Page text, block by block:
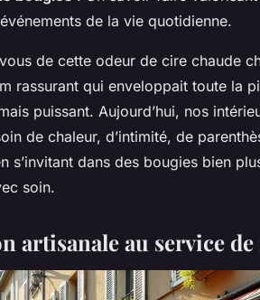
de la vie quotidienne.
de cette odeur de cire chaude
rassurant qui enveloppait toute la
puissant. Aujourd’hui, nos
de chaleur, d’intimité, de
s’invitant dans des bougies bien
soin.
artisanale au service